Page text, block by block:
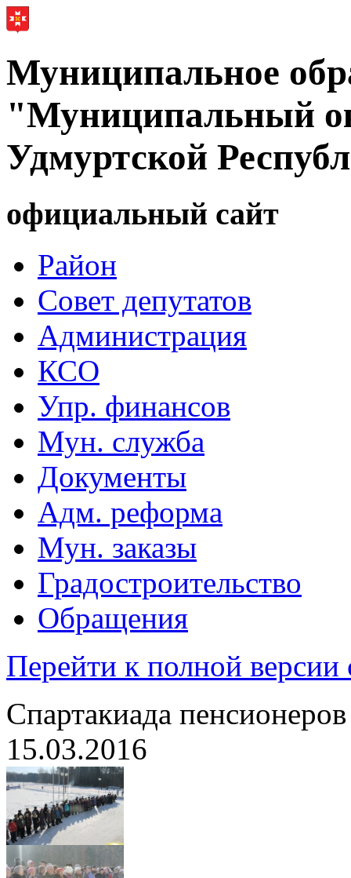
Муниципальное
"Муниципальный
Удмуртской
официальный сайт
Район
Совет депутатов
Администрация
КСО
Упр. финансов
Мун. служба
Документы
Адм. реформа
Мун. заказы
Градостроительство
Обращения
Перейти к полной версии
Спартакиада пенсионеров
15.03.2016